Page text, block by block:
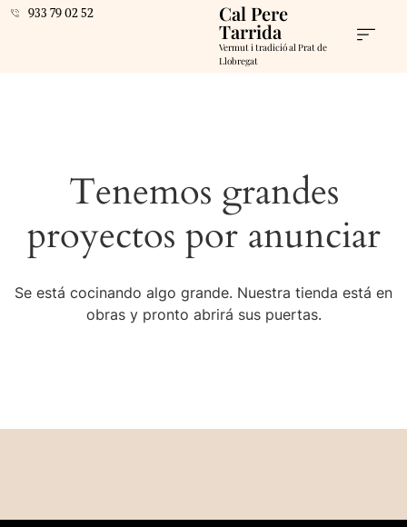
933 79 02 52 Cal Pere
Tarrida
Vermut i tradició al Prat de
Llobregat
Tenemos grandes
proyectos por anunciar
Se está cocinando algo grande. Nuestra tienda está en
obras y pronto abrirá sus puertas.